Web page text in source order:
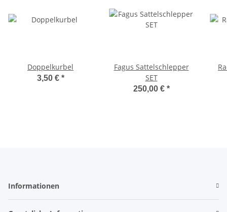
Doppelkurbel
3,50 € *
Fagus Sattelschlepper
SET
250,00 € *
Informationen